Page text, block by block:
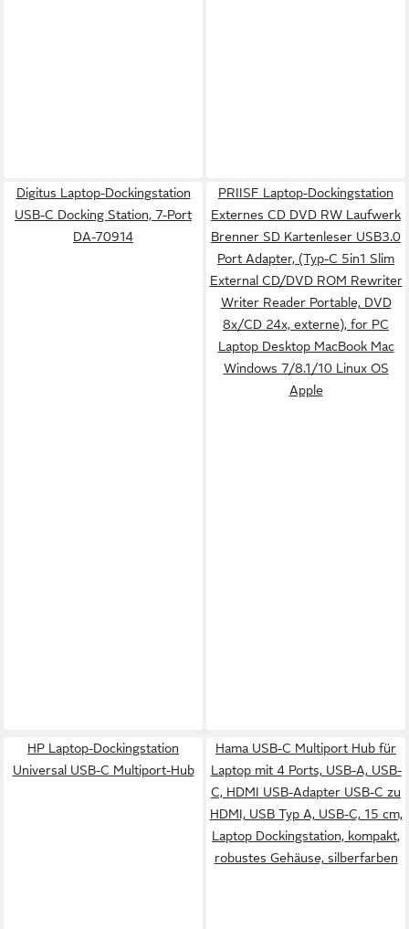
Digitus Laptop-Dockingstation
USB-C Docking Station, 7-Port
DA-70914
PRIISF Laptop-Dockingstation
Externes CD DVD RW Laufwerk
Brenner SD Kartenleser USB3.0
Port Adapter, (Typ-C 5in1 Slim
External CD/DVD ROM Rewriter
Writer Reader Portable, DVD
8x/CD 24x, externe), for PC
Laptop Desktop MacBook Mac
Windows 7/8.1/10 Linux OS
Apple
HP Laptop-Dockingstation
Universal USB-C Multiport-Hub
Hama USB-C Multiport Hub für
Laptop mit 4 Ports, USB-A, USB-
C, HDMI USB-Adapter USB-C zu
HDMI, USB Typ A, USB-C, 15 cm,
Laptop Dockingstation, kompakt,
robustes Gehäuse, silberfarben